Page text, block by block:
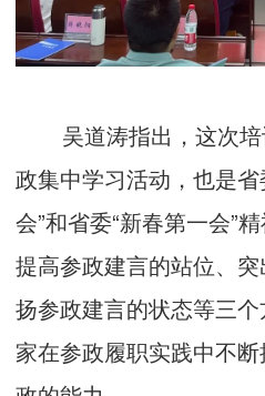
吴道涛指出，这次
政集中学习活动，也是
会”和省委“新春第一会”
提高参政建言的站位、
扬参政建言的状态等三
家在参政履职实践中不